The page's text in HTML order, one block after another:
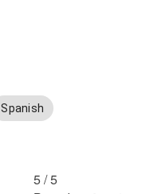
Spanish
5 /5